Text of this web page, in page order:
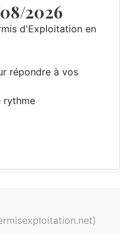
2026
d'Exploitation en
répondre à vos
rythme